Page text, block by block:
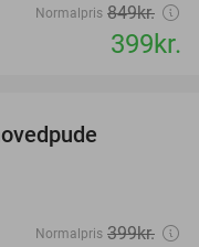
Normalpris 849kr.
399kr.
Normalpris 399kr.